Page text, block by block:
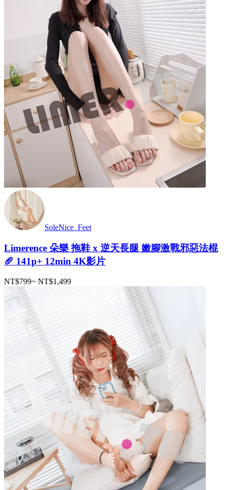
SoleNice_Feet
Limerence 朵樂 拖鞋 x 逆天長腿 嫩腳激戰邪惡法棍
🥖 141p+ 12min 4K影片
NT$799~ NT$1,499